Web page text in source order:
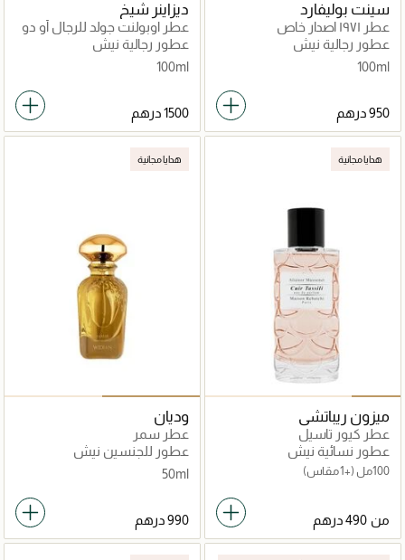
سينت بوليفارد
عطر ١٩٧١ اصدار خاص
عطور رجالية نيش
100ml
ديزاينر شيخ
عطر اوبولنت جولد للرجال أو دو
برفان 100مل
عطور رجالية نيش
100ml
هدايا مجانية
ميزون ريباتشي
عطر كيور تاسيل
عطور نسائية نيش
100مل (+1 مقاس)
من
هدايا مجانية
وديان
عطر سمر
عطور للجنسين نيش
50ml